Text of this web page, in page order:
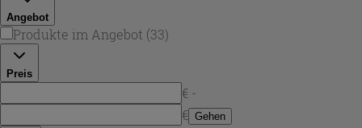
Angebot
Produkte im Angebot (33)
Preis
€ -
€ Gehen